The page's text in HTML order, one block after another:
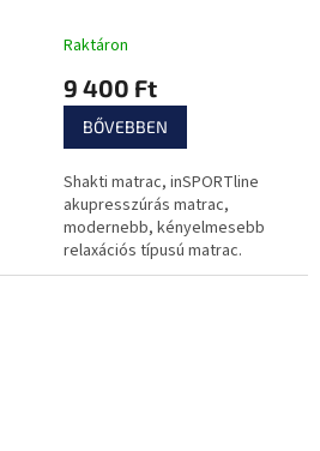
Raktáron
9 400 Ft
BŐVEBBEN
Shakti matrac, inSPORTline
akupresszúrás matrac,
modernebb, kényelmesebb
relaxációs típusú matrac.